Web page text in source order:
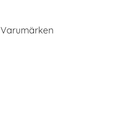
Varumärken